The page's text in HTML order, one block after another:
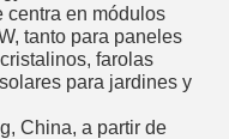
centra en módulos
tanto para paneles
farolas
para jardines y
China, a partir de